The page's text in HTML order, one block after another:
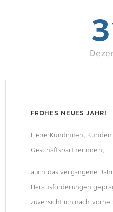
FROHES NEUES JAHR!
Liebe Kundinnen,
GeschäftspartnerInnen,
auch das vergangene
Herausforderungen
zuversichtlich nach